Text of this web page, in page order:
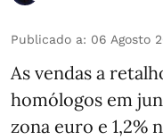
Publicado a: 06 Agosto
As vendas a
homólogos em
zona euro e 1,2%